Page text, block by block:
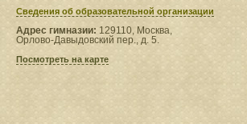
Сведения​ об образовательной организации
Адрес гимназии: 129110, Москва,
Орлово-Давыдовский пер., д. 5.
Посмотреть на карте